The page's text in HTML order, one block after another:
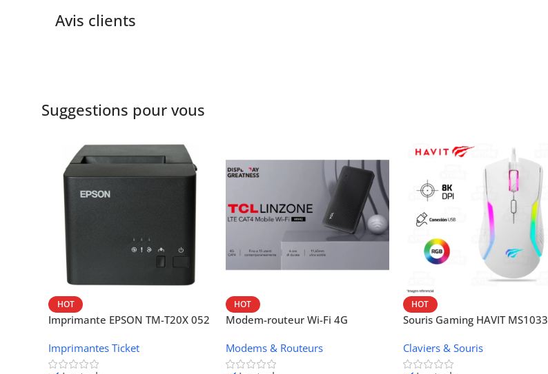
Avis clients
Suggestions pour vous
HOT
Imprimante EPSON TM-T20X 052
Imprimantes Ticket
HOT
Modem-routeur Wi-Fi 4G
Modems & Routeurs
HOT
Souris Gaming HAVIT MS1033
Claviers & Souris